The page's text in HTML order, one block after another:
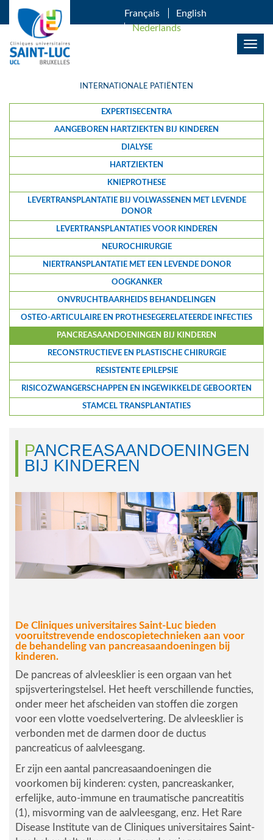
Français
English
Nederlands
INTERNATIONALE PATIËNTEN
EXPERTISECENTRA
AANGEBOREN HARTZIEKTEN BIJ KINDEREN
DIALYSE
HARTZIEKTEN
KNIEPROTHESE
LEVERTRANSPLANTATIE BIJ VOLWASSENEN MET LEVENDE
DONOR
LEVERTRANSPLANTATIES VOOR KINDEREN
NEUROCHIRURGIE
NIERTRANSPLANTATIE MET EEN LEVENDE DONOR
OOGKANKER
ONVRUCHTBAARHEIDS BEHANDELINGEN
OSTEO-ARTICULAIRE EN PROTHESEGERELATEERDE INFECTIES
PANCREASAANDOENINGEN BIJ KINDEREN
RECONSTRUCTIEVE EN PLASTISCHE CHIRURGIE
RESISTENTE EPILEPSIE
RISICOZWANGERSCHAPPEN EN INGEWIKKELDE GEBOORTEN
STAMCEL TRANSPLANTATIES
PANCREASAANDOENINGEN
BIJ KINDEREN
De Cliniques universitaires Saint-Luc bieden
vooruitstrevende endoscopietechnieken aan voor
de behandeling van pancreasaandoeningen bij
kinderen.
De pancreas of alvleesklier is een orgaan van het
spijsverteringstelsel. Het heeft verschillende functies,
onder meer het afscheiden van stoffen die zorgen
voor een vlotte voedselvertering. De alvleesklier is
verbonden met de darmen door de ductus
pancreaticus of aalvleesgang.
Er zijn een aantal pancreasaandoeningen die
voorkomen bij kinderen: cysten, pancreaskanker,
erfelijke, auto-immune en traumatische pancreatitis
(1), misvorming van de aalvleesgang, enz. Het Rare
Disease Institute van de Cliniques universitaires Saint-